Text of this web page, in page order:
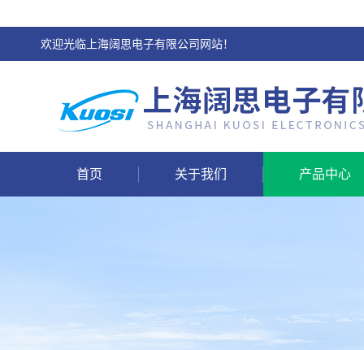
欢迎光临上海阔思电子有限公司网站！
首页 关于我们 产品中心